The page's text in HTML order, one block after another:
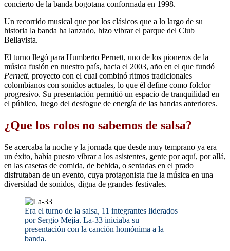
concierto de la banda bogotana conformada en 1998.
Un recorrido musical que por los clásicos que a lo largo de su
historia la banda ha lanzado, hizo vibrar el parque del Club
Bellavista.
El turno llegó para Humberto Pernett, uno de los pioneros de la
música fusión en nuestro país, hacia el 2003, año en el que fundó
Pernett, proyecto con el cual combinó ritmos tradicionales
colombianos con sonidos actuales, lo que él define como folclor
progresivo. Su presentación permitió un espacio de tranquilidad en
el público, luego del desfogue de energía de las bandas anteriores.
¿Que los rolos no sabemos de salsa?
Se acercaba la noche y la jornada que desde muy temprano ya era
un éxito, había puesto vibrar a los asistentes, gente por aquí, por allá,
en las casetas de comida, de bebida, o sentadas en el prado
disfrutaban de un evento, cuya protagonista fue la música en una
diversidad de sonidos, digna de grandes festivales.
Era el turno de la salsa, 11 integrantes liderados
por Sergio Mejía. La-33 iniciaba su
presentación con la canción homónima a la
banda.